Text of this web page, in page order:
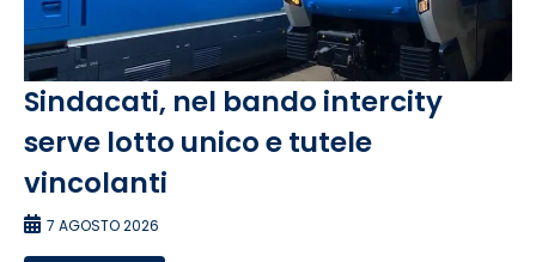
Sindacati, nel bando intercity
serve lotto unico e tutele
vincolanti
7 AGOSTO 2026